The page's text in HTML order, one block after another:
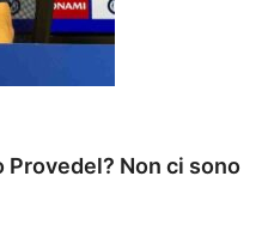
Provedel? Non ci sono